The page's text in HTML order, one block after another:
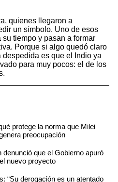
quienes llegaron a
un símbolo. Uno de esos
tiempo y pasan a formar
Porque si algo quedó claro
es que el Indio ya
para muy pocos: el de los
protege la norma que Milei
preocupación
denunció que el Gobierno apuró
nuevo proyecto
“Su derogación es un atentado